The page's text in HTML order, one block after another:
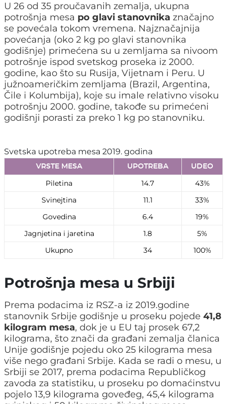
U 26 od 35 proučavanih zemalja, ukupna
potrošnja mesa po glavi stanovnika značajno
se povećala tokom vremena. Najznačajnija
povećanja (oko 2 kg po glavi stanovnika
godišnje) primećena su u zemljama sa nivoom
potrošnje ispod svetskog proseka iz 2000.
godine, kao što su Rusija, Vijetnam i Peru. U
južnoameričkim zemljama (Brazil, Argentina,
Čile i Kolumbija), koje su imale relativno visoku
potrošnju 2000. godine, takođe su primećeni
godišnji porasti za preko 1 kg po stanovniku.
Svetska upotreba mesa 2019. godina
VRSTE MESA UPOTREBA UDEO
Piletina 14.7
43%
Svinejtina
11.1
33%
Govedina
6.4
19%
Jagnjetina i jaretina
1.8
5%
Ukupno
34 100%
Potrošnja mesa u Srbiji
Prema podacima iz RSZ-a iz 2019.godine
stanovnik Srbije godišnje u proseku pojede 41,8
kilogram mesa, dok je u EU taj prosek 67,2
kilograma, što znači da građani zemalja članica
Unije godišnje pojedu oko 25 kilograma mesa
više nego građani Srbije. Kada se radi o mesu, u
Srbiji se 2017, prema podacima Republičkog
zavoda za statistiku, u proseku po domaćinstvu
pojelo 13,9 kilograma goveđeg, 45,4 kilograma